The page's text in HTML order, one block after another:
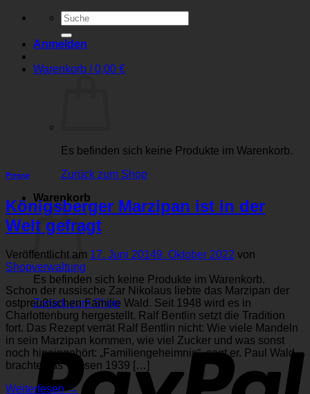
Suchen
nach:
Anmelden
Warenkorb /0,00 €
Es befinden sich keine Produkte im Warenkorb.
Zurück zum Shop
Warenkorb
Es befinden sich keine Produkte im Warenkorb.
Zurück zum Shop
Presse
Königsberger Marzipan ist in der
Welt gefragt
Veröffentlicht am 17. Juni 20149. Oktober 2022 von
Shopverwaltung
Schon der russische Zar Nikolaus liebte das Marzipan der
ostpreußischen Familie Wald. Seit 1948 wird es in
Charlottenburg hergestellt. Ralf Bentlin setzt die Tradition
fort. Das Rezept verrät Ralf Bentlin nicht: Wie viele Mandeln
in sein Marzipan kommen, wie viel Zucker und was sonst
noch hineingehört: „Familiengeheimnis“, sagt er. Paul Wald
brachte das Wissen 1939 […]
Weiterlesen→